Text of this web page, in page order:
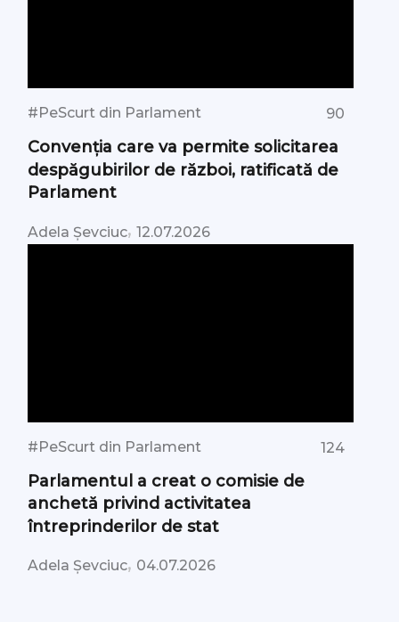
#PeScurt din Parlament 90
Convenția care va permite solicitarea
despăgubirilor de război, ratificată de
Parlament
Adela Șevciuc,12.07.2026
#PeScurt din Parlament 124
Parlamentul a creat o comisie de
anchetă privind activitatea
întreprinderilor de stat
Adela Șevciuc, 04.07.2026